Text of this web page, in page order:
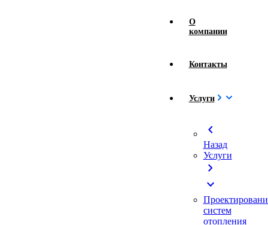
О
компании
Контакты
Услуги
chevron_left
Назад
Услуги
chevron_right
expand_more
систем
отопления